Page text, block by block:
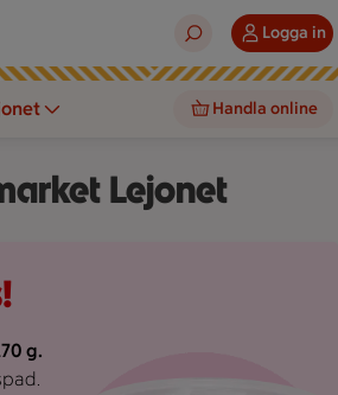
Logga in
Handla online
Lejonet
g.